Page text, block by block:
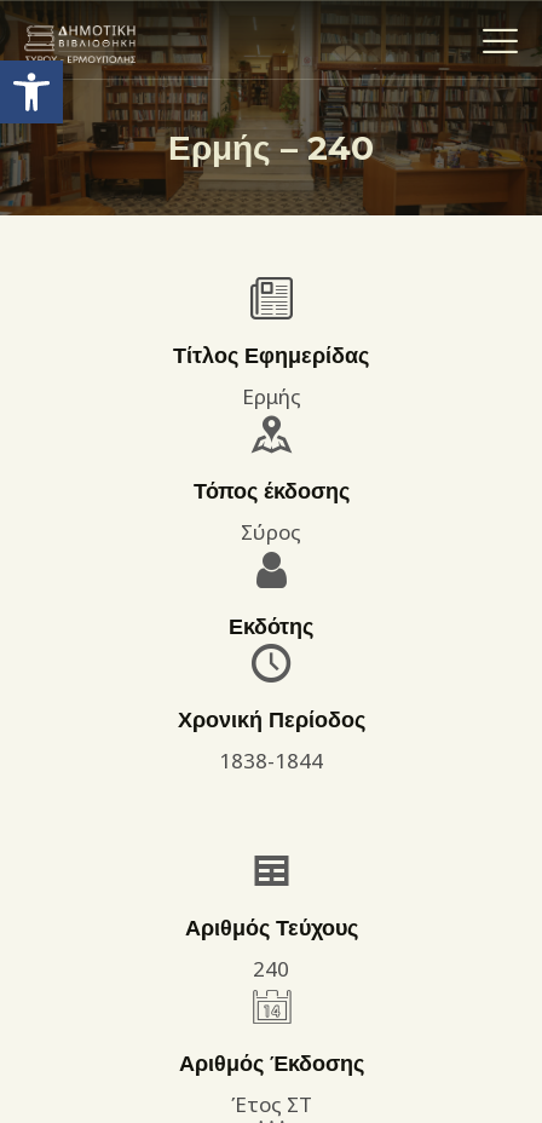
Ανοίξτε τη γραμμή εργαλείων
Ερμής – 240
Η ΒΙΒΛΙΟΘΗΚΗ
ΟΙ ΣΥΛΛΟΓΈΣ
ΔΡΑΣΤΗΡΙΟΤΗΤΕΣ
ΕΠΙΚΟΙΝΩΝΊΑ
ΌΡΟΙ ΧΡΉΣΗΣ
Τίτλος Εφημερίδας
Ερμής
Τόπος έκδοσης
Σύρος
Εκδότης
Χρονική Περίοδος
1838-1844
Αριθμός Τεύχους
240
Αριθμός Έκδοσης
Έτος ΣΤ